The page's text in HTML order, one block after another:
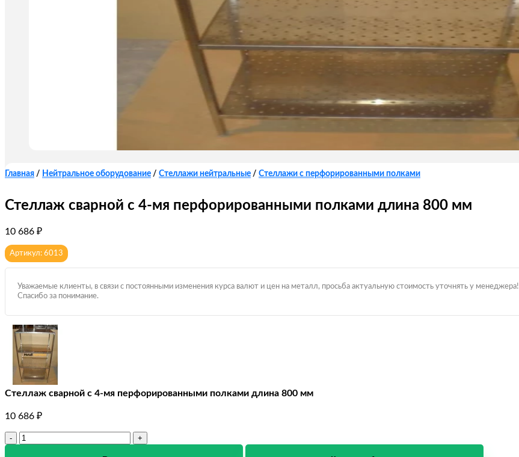
Главная / Нейтральное оборудование / Стеллажи нейтральные / Стеллажи с перфорированными полками
Стеллаж сварной с 4-мя перфорированными полками длина 800 мм
10 686 ₽
Артикул: 6013
Уважаемые клиенты, в связи с постоянными изменения курса валют и цен на металл, просьба актуальную стоимость уточнять у менеджера!
Спасибо за понимание.
Стеллаж сварной с 4-мя перфорированными полками длина 800 мм
10 686 ₽
Количество